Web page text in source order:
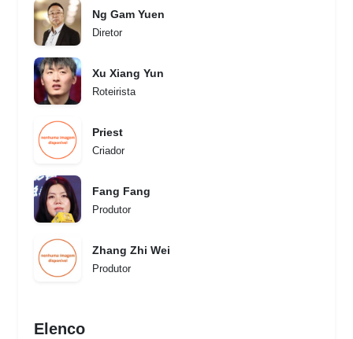
Ng Gam Yuen
Diretor
Xu Xiang Yun
Roteirista
Priest
Criador
Fang Fang
Produtor
Zhang Zhi Wei
Produtor
Elenco